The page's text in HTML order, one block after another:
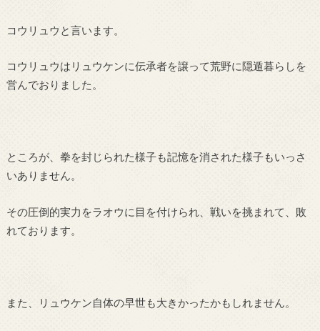
コウリュウと言います。
コウリュウはリュウケンに伝承者を譲って荒野に隠遁暮らしを
営んでおりました。
ところが、拳を封じられた様子も記憶を消された様子もいっさ
いありません。
その圧倒的実力をラオウに目を付けられ、戦いを挑まれて、敗
れております。
また、リュウケン自体の早世も大きかったかもしれません。